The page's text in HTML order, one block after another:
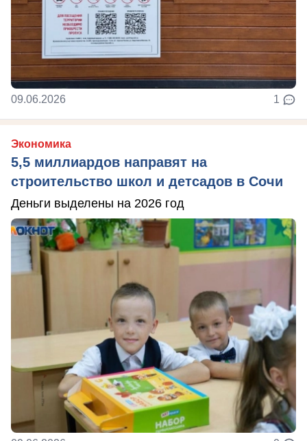
09.06.2026 1
Экономика
5,5 миллиардов направят на
строительство школ и детсадов в Сочи
Деньги выделены на 2026 год